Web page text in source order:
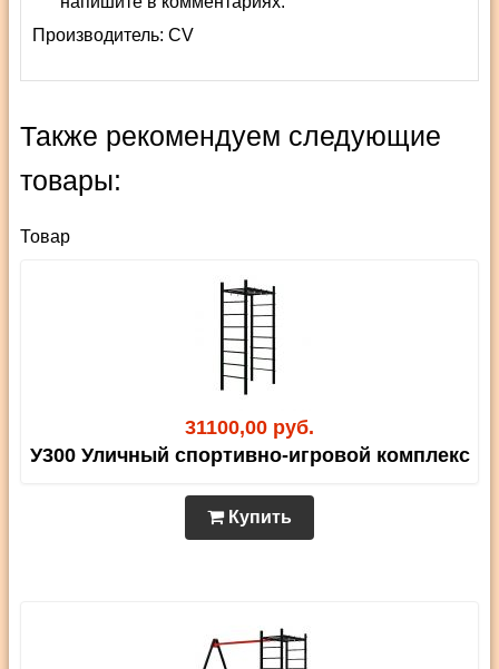
Производитель: СV
Также рекомендуем следующие
товары:
Товар
31100,00 руб.
У300 Уличный спортивно-игровой комплекс
Купить